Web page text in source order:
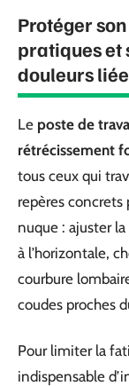
Protéger
pratiques et
douleurs
Le poste de
rétrécissement
tous ceux qui
repères concrets
nuque : ajuster la
à l’horizontale,
courbure
coudes proches
Pour limiter la
indispensable